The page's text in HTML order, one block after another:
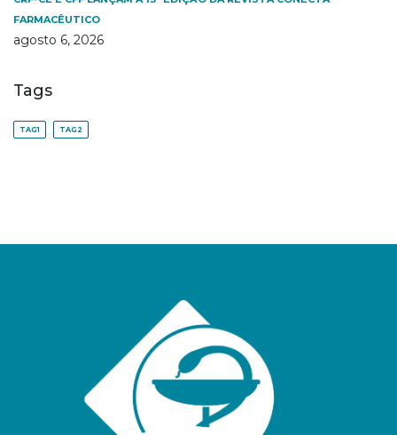
FARMACÊUTICO
agosto 6, 2026
Tags
TAG1 TAG2